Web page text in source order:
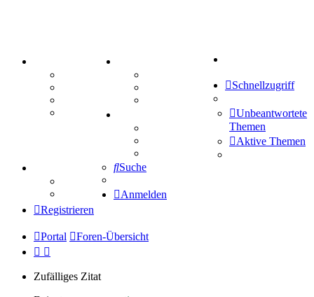
Mastodon
Treffenübersicht
Zitatesammlung
Schiffe versenken
Tipprunde
Comunio
Schnellzugriff
Unbeantwortete
Themen
Aktive Themen
Suche
Anmelden
Registrieren
Portal Foren-Übersicht
Zufälliges Zitat